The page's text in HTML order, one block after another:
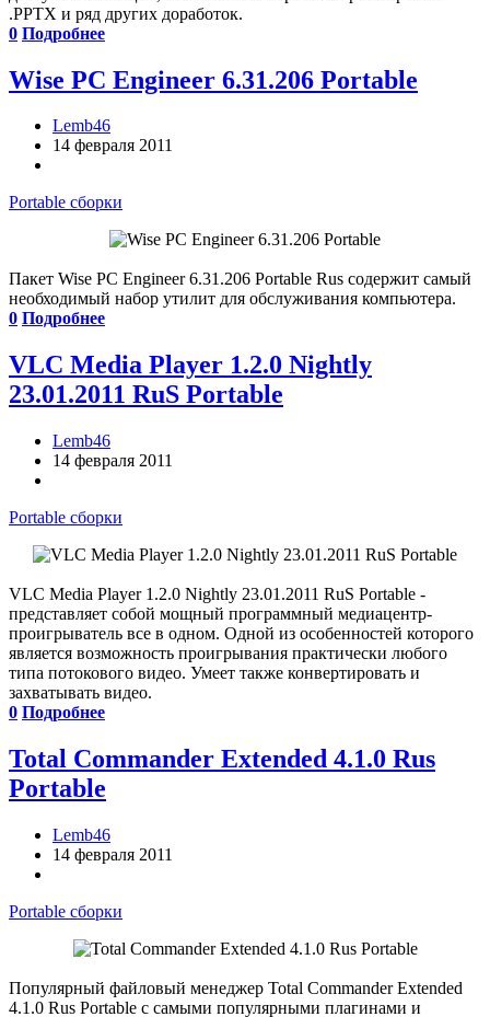
.PPTX и ряд других доработок.
0 Подробнее
Wise PC Engineer 6.31.206 Portable
Lemb46
14 февраля 2011
Portable сборки
Пакет Wise PC Engineer 6.31.206 Portable Rus содержит самый
необходимый набор утилит для обслуживания компьютера.
0 Подробнее
VLC Media Player 1.2.0 Nightly
23.01.2011 RuS Portable
Lemb46
14 февраля 2011
Portable сборки
VLC Media Player 1.2.0 Nightly 23.01.2011 RuS Portable -
представляет собой мощный программный медиацентр-
проигрыватель все в одном. Одной из особенностей которого
является возможность проигрывания практически любого
типа потокового видео. Умеет также конвертировать и
захватывать видео.
0 Подробнее
Total Commander Extended 4.1.0 Rus
Portable
Lemb46
14 февраля 2011
Portable сборки
Популярный файловый менеджер Total Commander Extended
4.1.0 Rus Portable с самыми популярными плагинами и